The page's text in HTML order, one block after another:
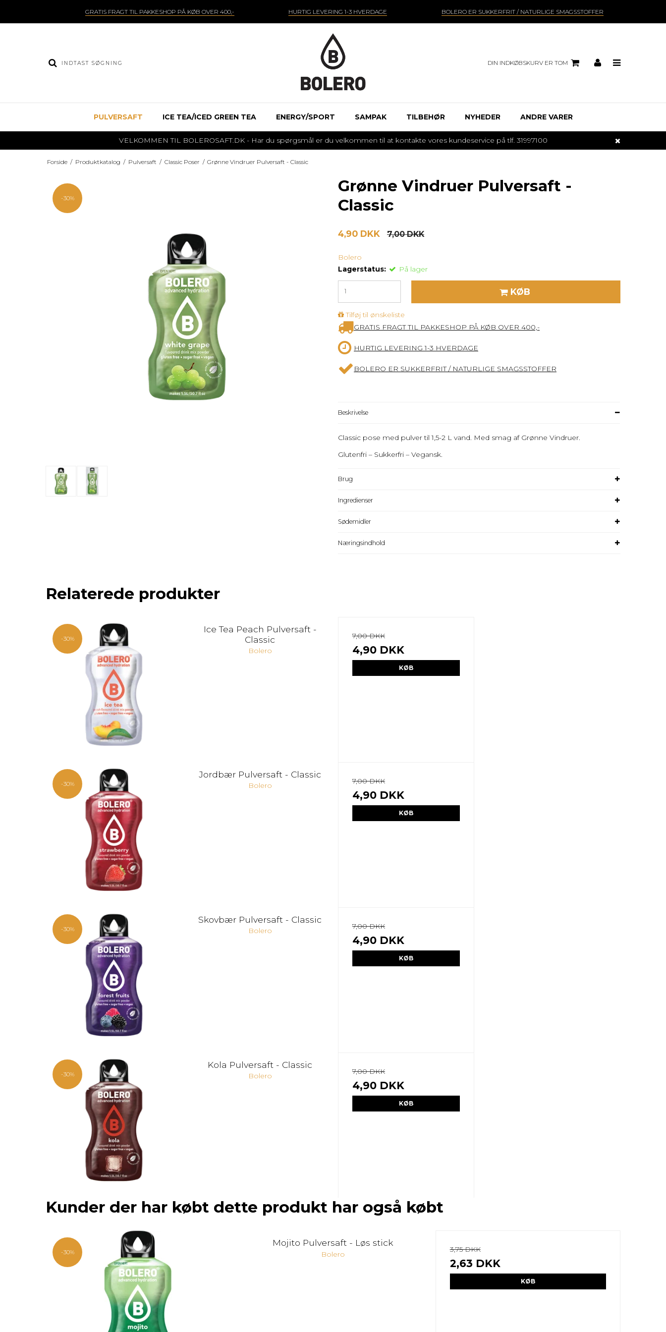
GRATIS FRAGT TIL PAKKESHOP PÅ KØB OVER 400,- HURTIG LEVERING 1-3 HVERDAGE BOLERO ER SUKKERFRIT / NATURLIGE SMAGSSTOFFER
DIN INDKØBSKURV ER TOM
PULVERSAFT ICE TEA/ICED GREEN TEA ENERGY/SPORT SAMPAK TILBEHØR NYHEDER ANDRE VARER
VELKOMMEN TIL BOLEROSAFT.DK - Har du spørgsmål er du velkommen til at kontakte vores kundeservice på tlf. 31997100
Forside / Produktkatalog / Pulversaft / Classic Poser / Grønne Vindruer Pulversaft - Classic
-30%
Grønne Vindruer Pulversaft -
Classic
4,90 DKK 7,00 DKK
Bolero
Lagerstatus:
På lager
KØB
Tilføj til ønskeliste
GRATIS FRAGT TIL PAKKESHOP PÅ KØB OVER 400,-
HURTIG LEVERING 1-3 HVERDAGE
BOLERO ER SUKKERFRIT / NATURLIGE SMAGSSTOFFER
Beskrivelse
Classic pose med pulver til 1,5-2 L vand. Med smag af Grønne Vindruer.
Glutenfri – Sukkerfri – Vegansk.
Brug
Ingredienser
Sødemidler
Næringsindhold
Relaterede produkter
-30%
Ice Tea Peach Pulversaft -
Classic
Bolero
7,00 DKK
4,90 DKK
KØB
-30%
Jordbær Pulversaft - Classic
Bolero
7,00 DKK
4,90 DKK
KØB
-30%
Skovbær Pulversaft - Classic
Bolero
7,00 DKK
4,90 DKK
KØB
-30%
Kola Pulversaft - Classic
Bolero
7,00 DKK
4,90 DKK
KØB
Kunder der har købt dette produkt har også købt
-30%
Mojito Pulversaft - Løs stick
Bolero
3,75 DKK
2,63 DKK
KØB